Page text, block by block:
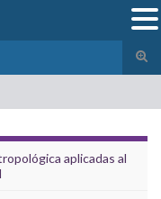
el
aplicadas al